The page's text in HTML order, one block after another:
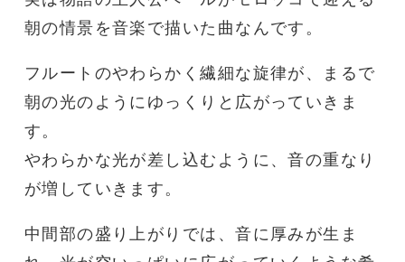
朝の情景を音楽で描いた曲なんです。
フルートのやわらかく繊細な旋律が、まるで
朝の光のようにゆっくりと広がっていきま
す。
やわらかな光が差し込むように、音の重なり
が増していきます。
中間部の盛り上がりでは、音に厚みが生ま